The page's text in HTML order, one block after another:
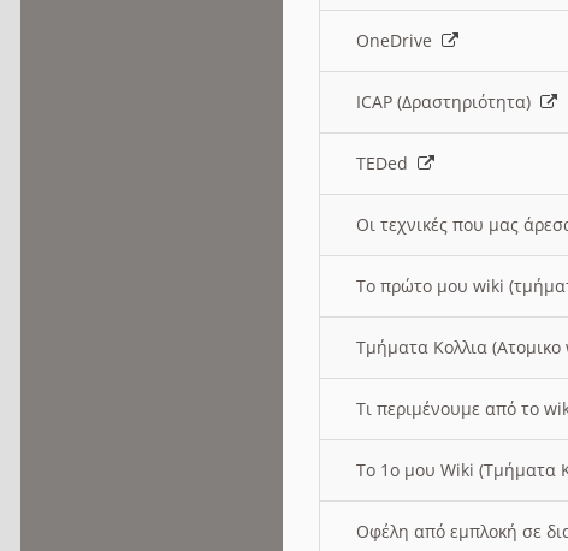
OneDrive
ICAP (Δραστηριότητα)
TEDed
Οι τεχνικές που μας
Το πρώτο μου wiki
Τμήματα Κολλια
Τι περιμένουμε από το
Το 1ο μου Wiki (Τμήματα
Οφέλη από εμπλοκή σε